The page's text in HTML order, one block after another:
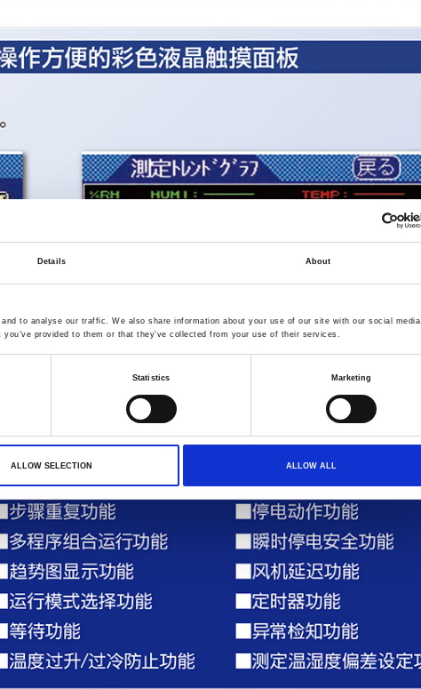
Details About
to analyse our traffic. We also share information about your use of our site with our social media,
provided to them or that they’ve collected from your use of their services.
Statistics Marketing
ALLOW SELECTION ALLOW ALL